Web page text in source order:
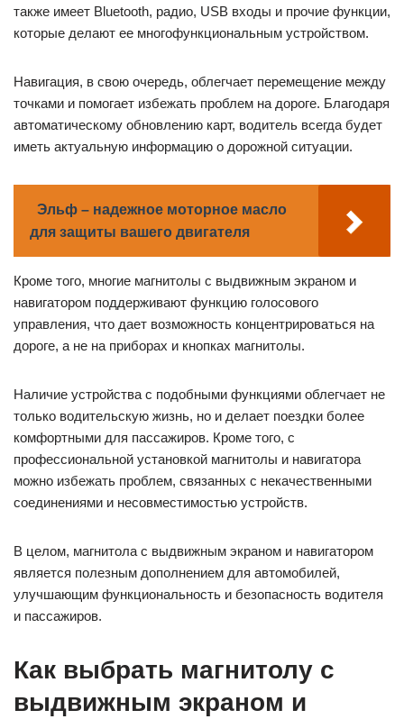
также имеет Bluetooth, радио, USB входы и прочие функции,
которые делают ее многофункциональным устройством.
Навигация, в свою очередь, облегчает перемещение между
точками и помогает избежать проблем на дороге. Благодаря
автоматическому обновлению карт, водитель всегда будет
иметь актуальную информацию о дорожной ситуации.
Эльф – надежное моторное масло
для защиты вашего двигателя
Кроме того, многие магнитолы с выдвижным экраном и
навигатором поддерживают функцию голосового
управления, что дает возможность концентрироваться на
дороге, а не на приборах и кнопках магнитолы.
Наличие устройства с подобными функциями облегчает не
только водительскую жизнь, но и делает поездки более
комфортными для пассажиров. Кроме того, с
профессиональной установкой магнитолы и навигатора
можно избежать проблем, связанных с некачественными
соединениями и несовместимостью устройств.
В целом, магнитола с выдвижным экраном и навигатором
является полезным дополнением для автомобилей,
улучшающим функциональность и безопасность водителя
и пассажиров.
Как выбрать магнитолу с
выдвижным экраном и